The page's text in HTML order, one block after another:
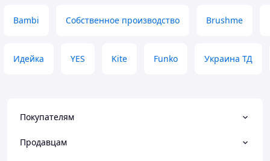
Bambi Собственное производство Brushme
Идейка YES Kite Funko Украина ТД
Покупателям
Продавцам